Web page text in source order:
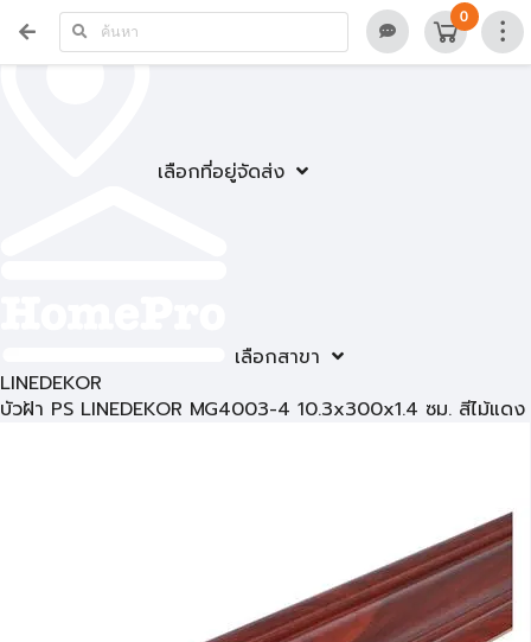
เลือกที่อยู่จัดส่ง
เลือกสาขา
0
LINEDEKOR
บัวฝ้า PS LINEDEKOR MG4003-4 10.3x300x1.4 ซม. สีไม้แดง